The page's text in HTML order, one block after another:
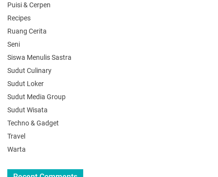
Puisi & Cerpen
Recipes
Ruang Cerita
Seni
Siswa Menulis Sastra
Sudut Culinary
Sudut Loker
Sudut Media Group
Sudut Wisata
Techno & Gadget
Travel
Warta